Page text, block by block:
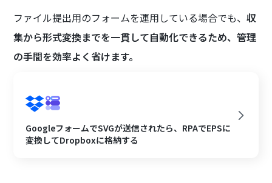
ファイル提出用のフォームを運用している場合でも、収
集から形式変換までを一貫して自動化できるため、管理
の手間を効率よく省けます。
GoogleフォームでSVGが送信されたら、RPAでEPSに
変換してDropboxに格納する